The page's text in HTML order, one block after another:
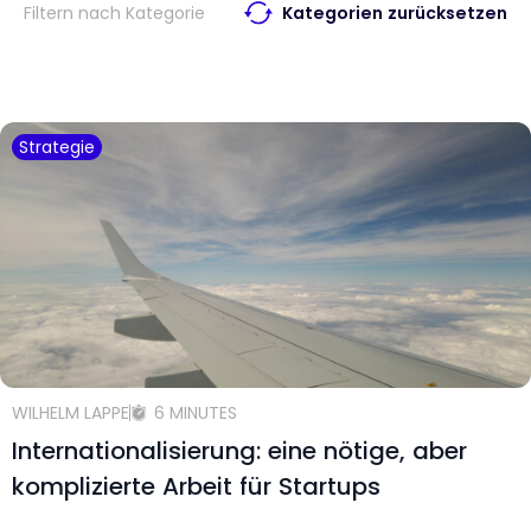
Filtern nach Kategorie Kategorien zurücksetzen
Strategie
WILHELM LAPPE 6 MINUTES
Internationalisierung: eine nötige, aber
komplizierte Arbeit für Startups